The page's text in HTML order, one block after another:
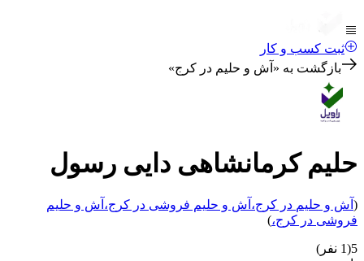
ثبت کسب و کار
بازگشت به « آش و حلیم در کرج»
حلیم کرمانشاهی دایی رسول
( آش و حلیم در کرج، آش و حلیم فروشی در کرج، آش و حلیم
فروشی در کرج،)
5
(
1 نفر)